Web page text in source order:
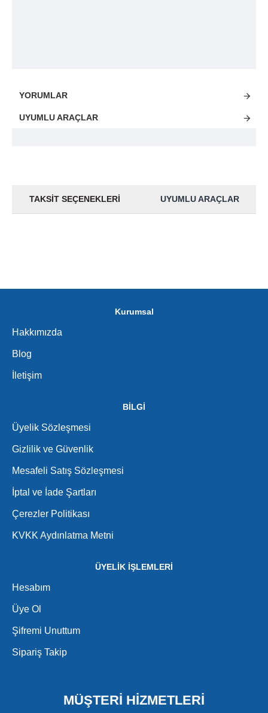
YORUMLAR
UYUMLU ARAÇLAR
TAKSIT SEÇENEKLERI UYUMLU ARAÇLAR
Kurumsal
Hakkımızda
Blog
İletişim
BİLGİ
Üyelik Sözleşmesi
Gizlilik ve Güvenlik
Mesafeli Satış Sözleşmesi
İptal ve İade Şartları
Çerezler Politikası
KVKK Aydınlatma Metni
ÜYELİK İŞLEMLERİ
Hesabım
Üye Ol
Şifremi Unuttum
Sipariş Takip
MÜŞTERİ HİZMETLERİ